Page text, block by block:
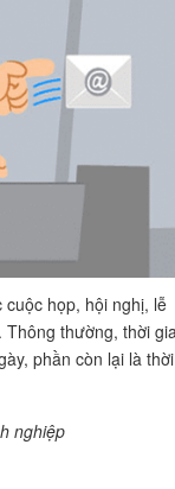
họp, hội nghị, lễ
thường, thời
phần còn lại là thời
nghiệp